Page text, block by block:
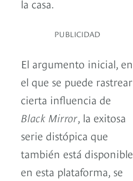
la casa.
PUBLICIDAD
El argumento inicial, en
el que se puede rastrear
cierta influencia de
Black Mirror, la exitosa
serie distópica que
también está disponible
en esta plataforma, se